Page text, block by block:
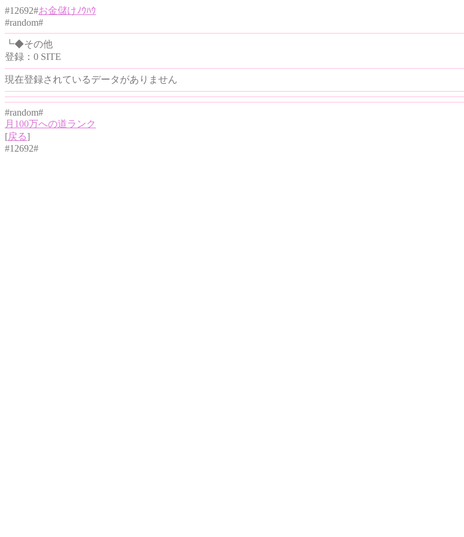
#12692#お金儲けﾉｳﾊｳ
#random#
┗◆その他
登録：0 SITE
現在登録されているデータがありません
#random#
月100万への道ランク
[戻る]
#12692#